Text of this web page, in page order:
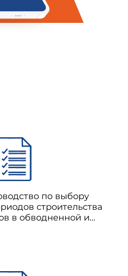
по выбору
строительства
в обводненной и